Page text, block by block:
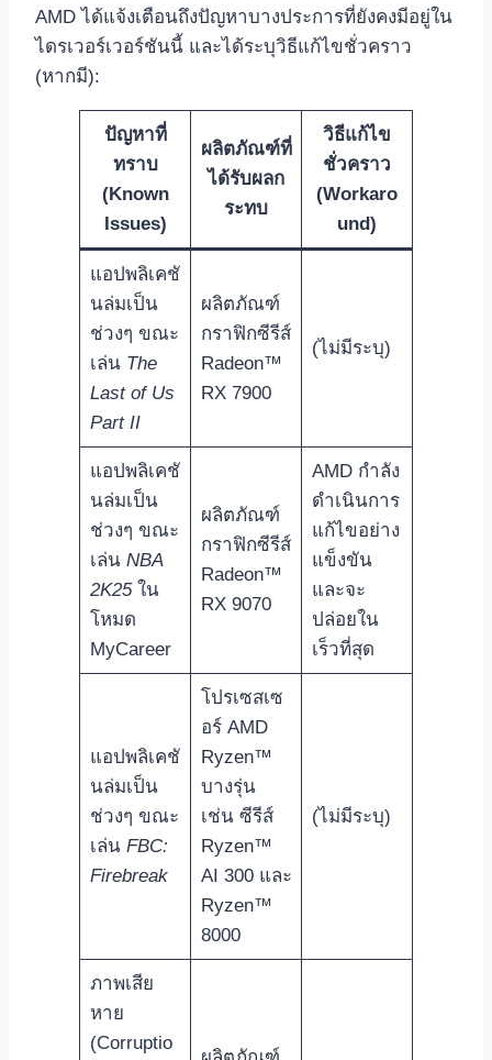
AMD ได้แจ้งเตือนถึงปัญหาบางประการที่ยังคงมีอยู่ใน
ไดรเวอร์เวอร์ชันนี้ และได้ระบุวิธีแก้ไขชั่วคราว
(หากมี):
ปัญหาที่
ทราบ
(Known
Issues)
ผลิตภัณฑ์ที่
ได้รับผลก
ระทบ
วิธีแก้ไข
ชั่วคราว
(Workaro
und)
แอปพลิเคชั
นล่มเป็น
ช่วงๆ ขณะ
เล่น The
Last of Us
Part II
ผลิตภัณฑ์
กราฟิกซีรีส์
Radeon™
RX 7900
(ไม่มีระบุ)
แอปพลิเคชั
นล่มเป็น
ช่วงๆ ขณะ
เล่น NBA
2K25ใน
โหมด
MyCareer
ผลิตภัณฑ์
กราฟิกซีรีส์
Radeon™
RX 9070
AMD กำลัง
ดำเนินการ
แก้ไขอย่าง
แข็งขัน
และจะ
ปล่อยใน
เร็วที่สุด
แอปพลิเคชั
นล่มเป็น
ช่วงๆ ขณะ
เล่น FBC:
Firebreak
โปรเซสเซ
อร์ AMD
Ryzen™
บางรุ่น
เช่น ซีรีส์
Ryzen™
AI 300 และ
Ryzen™
8000
(ไม่มีระบุ)
ภาพเสีย
หาย
(Corruptio